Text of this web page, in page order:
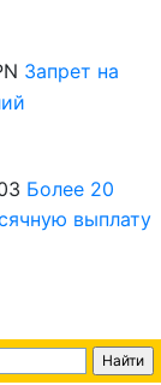
Запрет на
Более 20
выплату